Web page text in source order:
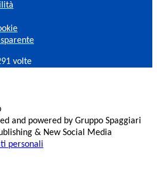
volte
and powered by Gruppo Spaggiari
& New Social Media
personali